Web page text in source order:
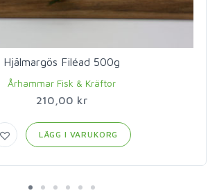
Hjälmargös Filéad 500g
Århammar Fisk & Kräftor
210,00 kr
LÄGG I VARUKORG